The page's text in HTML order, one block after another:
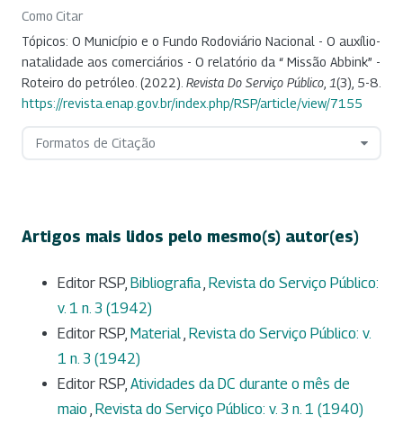
Como Citar
Tópicos: O Município e o Fundo Rodoviário Nacional - O auxílio-
natalidade aos comerciários - O relatório da “ Missão Abbink” -
Roteiro do petróleo. (2022). Revista Do Serviço Público 1(3), 5-8.
https://revista.enap.gov.br/index.php/RSP/article/view/7155
Formatos de Citação
Artigos mais lidos pelo mesmo(s) autor(es)
Editor RSP, Bibliografia, Revista do Serviço Público:
v. 1 n. 3 (1942)
Editor RSP, Material, Revista do Serviço Público: v.
1 n. 3 (1942)
Editor RSP, Atividades da DC durante o mês de
maio , Revista do Serviço Público: v. 3 n. 1 (1940)